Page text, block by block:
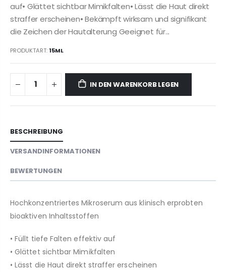
auf• Glättet sichtbar Mimikfalten• Lässt die Haut direkt
straffer erscheinen• Bekämpft wirksam und signifikant
die Zeichen der Hautalterung Geeignet für...
PRODUKTART:15ML
IN DEN WARENKORB LEGEN
BESCHREIBUNG
VERSANDINFORMATIONEN
BEWERTUNGEN
Hochkonzentriertes Mikroserum aus klinisch erprobten
bioaktiven Inhaltsstoffen
• Füllt tiefe Falten effektiv auf
• Glättet sichtbar Mimikfalten
• Lässt die Haut direkt straffer erscheinen